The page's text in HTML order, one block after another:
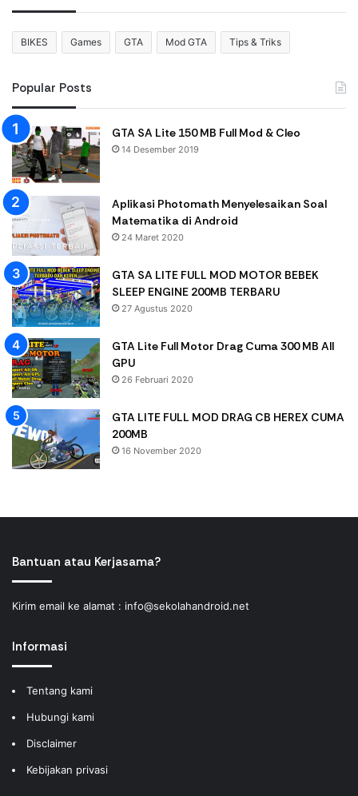
BIKES Games GTA Mod GTA Tips & Triks
Popular Posts
GTA SA Lite 150 MB Full Mod & Cleo
14 Desember 2019
Aplikasi Photomath Menyelesaikan Soal
Matematika di Android
24 Maret 2020
GTA SA LITE FULL MOD MOTOR BEBEK
SLEEP ENGINE 200MB TERBARU
27 Agustus 2020
GTA Lite Full Motor Drag Cuma 300 MB All
GPU
26 Februari 2020
GTA LITE FULL MOD DRAG CB HEREX CUMA
200MB
16 November 2020
Bantuan atau Kerjasama?
Kirim email ke alamat : info@sekolahandroid.net
Informasi
Tentang kami
Hubungi kami
Disclaimer
Kebijakan privasi